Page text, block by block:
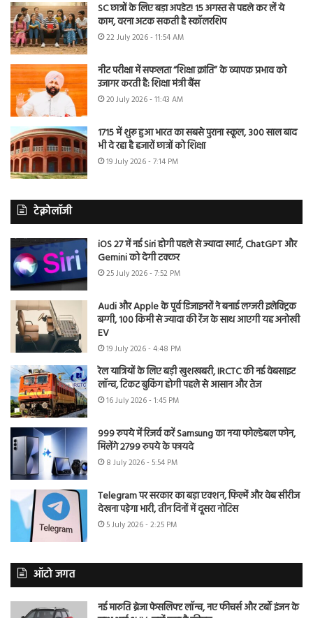
SC छात्रों के लिए बड़ा अपडेट! 15 अगस्त से पहले कर लें ये
काम, वरना अटक सकती है स्कॉलरशिप
22 July 2026 - 11:54 AM
नीट परीक्षा में सफलता “शिक्षा क्रांति” के व्यापक प्रभाव को
उजागर करती है: शिक्षा मंत्री बैंस
20 July 2026 - 11:43 AM
1715 में शुरू हुआ भारत का सबसे पुराना स्कूल, 300 साल बाद
भी दे रहा है हजारों छात्रों को शिक्षा
19 July 2026 - 7:14 PM
टेक्नोलॉजी
iOS 27 में नई Siri होगी पहले से ज्यादा स्मार्ट, ChatGPT और
Gemini को देगी टक्कर
25 July 2026 - 7:52 PM
Audi और Apple के पूर्व डिजाइनरों ने बनाई लग्जरी इलेक्ट्रिक
बग्गी, 100 किमी से ज्यादा की रेंज के साथ आएगी यह अनोखी
EV
19 July 2026 - 4:48 PM
रेल यात्रियों के लिए बड़ी खुशखबरी, IRCTC की नई वेबसाइट
लॉन्च, टिकट बुकिंग होगी पहले से आसान और तेज
16 July 2026 - 1:45 PM
999 रुपये में रिजर्व करें Samsung का नया फोल्डेबल फोन,
मिलेंगे 2799 रुपये के फायदे
8 July 2026 - 5:54 PM
Telegram पर सरकार का बड़ा एक्शन, फिल्में और वेब सीरीज
देखना पड़ेगा भारी, तीन दिनों में दूसरा नोटिस
5 July 2026 - 2:25 PM
ऑटो जगत
नई मारुति ब्रेजा फेसलिफ्ट लॉन्च, नए फीचर्स और टर्बो इंजन के